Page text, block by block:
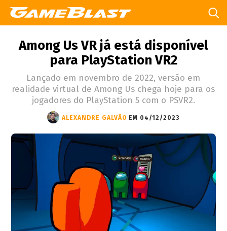
Among Us VR já está disponível
para PlayStation VR2
Lançado em novembro de 2022, versão em
realidade virtual de Among Us chega hoje para os
jogadores do PlayStation 5 com o PSVR2.
ALEXANDRE GALVÃO EM 04/12/2023